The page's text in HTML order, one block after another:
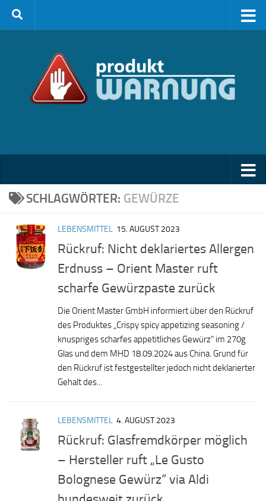
Zum Inhalt springen
SCHLAGWÖRTER: GEWÜRZE
LEBENSMITTEL 15. AUGUST 2023
Rückruf: Nicht deklariertes Allergen
Erdnuss – Orient Master ruft
scharfe Gewürzpaste zurück
Die Orient Master GmbH informiert über den Rückruf
des Produktes „Crispy spicy appetizing seasoning /
knuspriges scharfes appetitliches Gewürz“ im 270g
Glas und dem MHD 18.09.2024 aus China. Grund für
den Rückruf ist festgestellter jedoch nicht deklarierter
Gehalt des...
LEBENSMITTEL 4. AUGUST 2023
Rückruf: Glasfremdkörper möglich
– Hersteller ruft „Le Gusto
Bolognese Gewürz“ via Aldi